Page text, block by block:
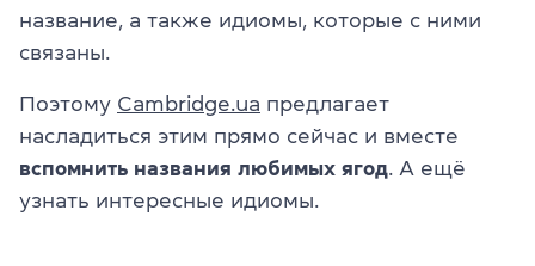
название, а также идиомы, которые с ними
связаны.
Поэтому Cambridge.ua предлагает
насладиться этим прямо сейчас и вместе
вспомнить названия любимых ягод . А ещё
узнать интересные идиомы.